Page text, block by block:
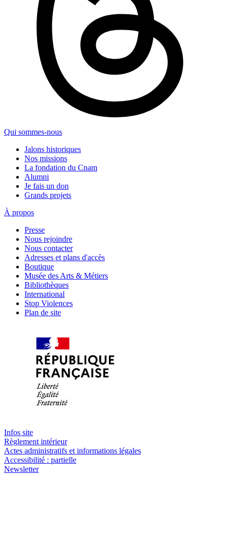
Qui sommes-nous
Jalons historiques
Nos missions
La fondation du Cnam
Alumni
Je fais un don
Grands projets
À propos
Presse
Nous rejoindre
Nous contacter
Adresses et plans d'accès
Boutique
Musée des Arts & Métiers
Bibliothèques
International
Stop Violences
Plan de site
Infos site
Règlement intérieur
Actes administratifs et informations légales
Accessibilité : partielle
Newsletter